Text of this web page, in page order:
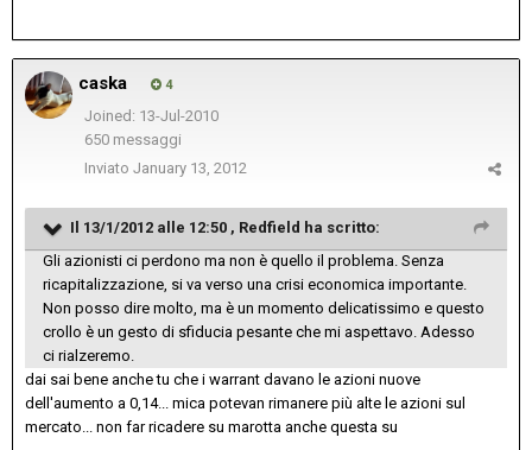
caska 4
Joined: 13-Jul-2010
650 messaggi
Inviato January 13, 2012
Il 13/1/2012 alle 12:50 , Redfield ha scritto:
Gli azionisti ci perdono ma non è quello il problema. Senza
ricapitalizzazione, si va verso una crisi economica importante.
Non posso dire molto, ma è un momento delicatissimo e questo
crollo è un gesto di sfiducia pesante che mi aspettavo. Adesso
ci rialzeremo.
dai sai bene anche tu che i warrant davano le azioni nuove
dell'aumento a 0,14... mica potevan rimanere più alte le azioni sul
mercato... non far ricadere su marotta anche questa su